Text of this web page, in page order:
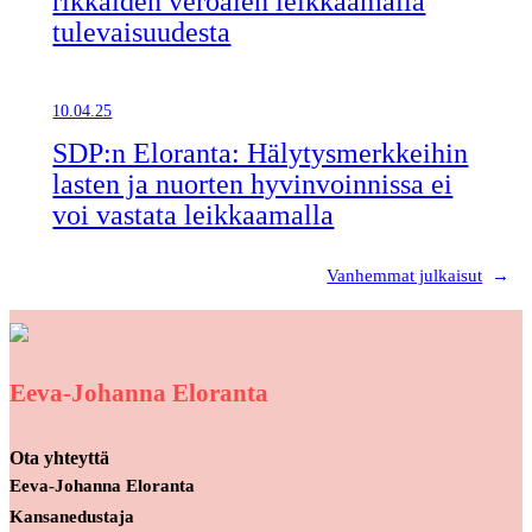
tulevaisuudesta
10.04.25
SDP:n Eloranta: Hälytysmerkkeihin
lasten ja nuorten hyvinvoinnissa ei
voi vastata leikkaamalla
Vanhemmat julkaisut →
Eeva-Johanna Eloranta
Ota yhteyttä
Eeva-Johanna Eloranta
Kansanedustaja